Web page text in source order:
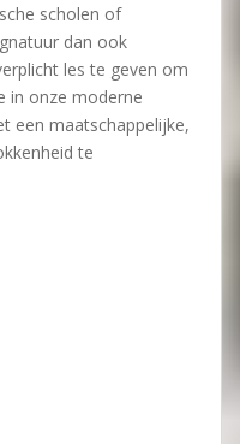
scholen of
dan ook
les te geven om
in onze moderne
een maatschappelijke,
te